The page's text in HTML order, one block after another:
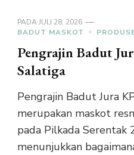
PADAJULI 28, 2026
BADUT MASKOT
Pengrajin Badut
Salatiga
Pengrajin Badut Jura
merupakan maskot
pada Pilkada Serentak
menunjukkan